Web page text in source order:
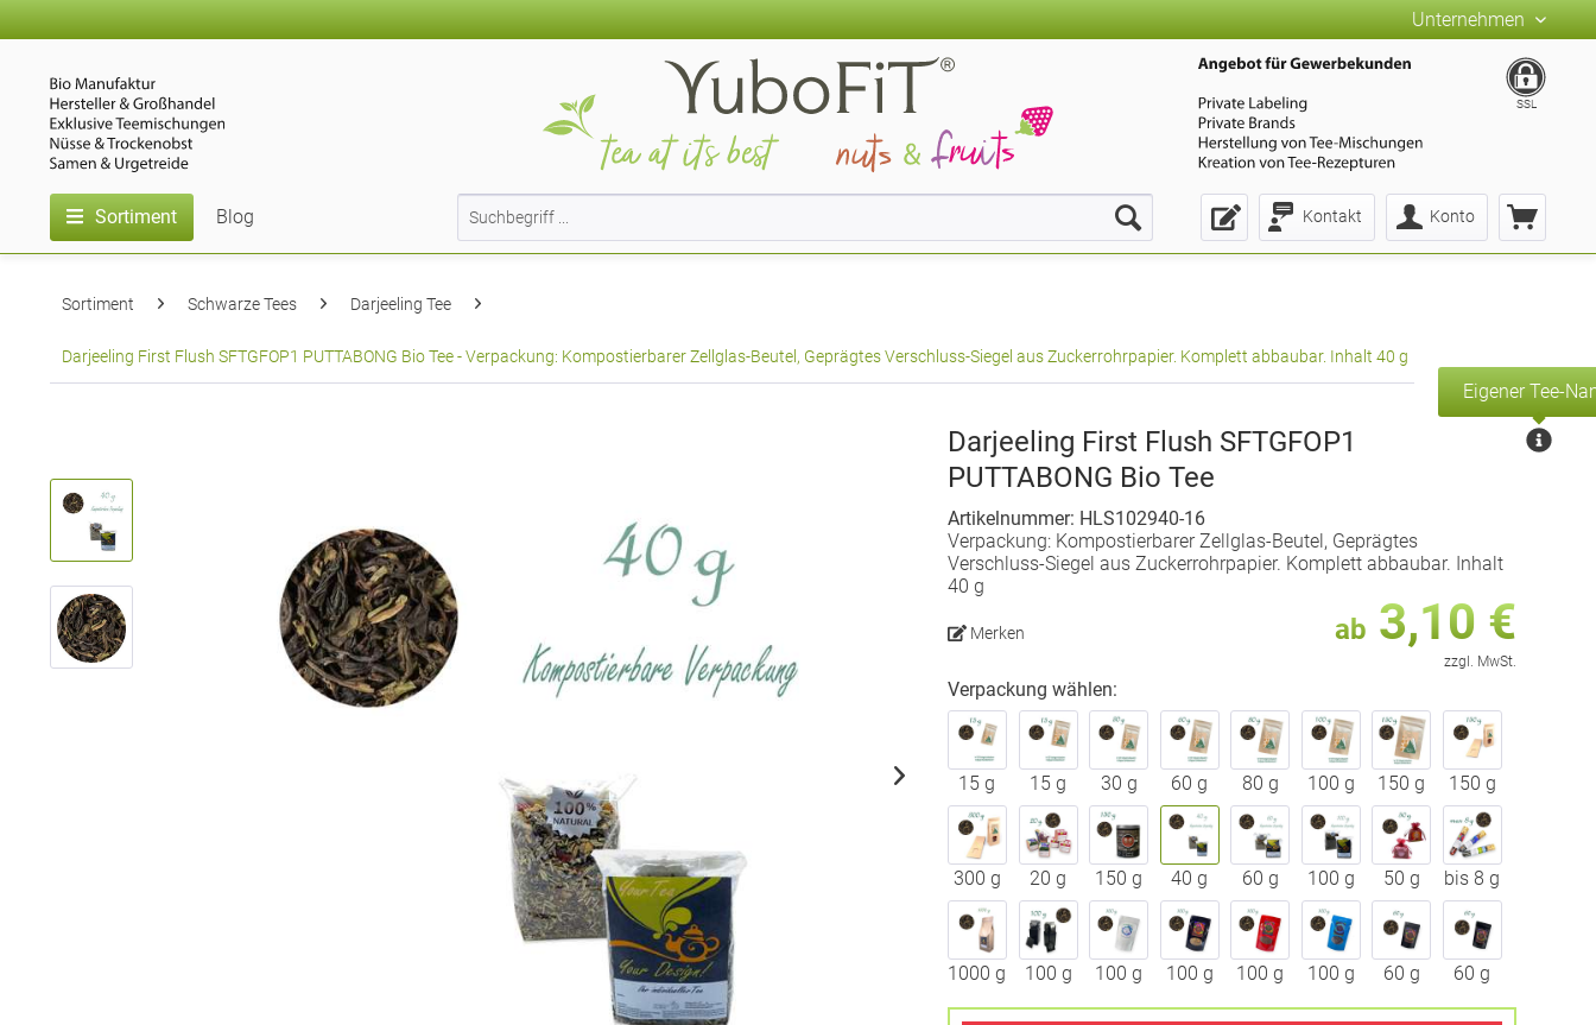
Unternehmen
Kontakt Konto
SSL
Sortiment Blog
Sortiment Schwarze Tees Darjeeling Tee
Darjeeling First Flush SFTGFOP1 PUTTABONG Bio Tee - Verpackung: Kompostierbarer Zellglas-Beutel, Geprägtes Verschluss-Siegel aus Zuckerrohrpapier. Komplett abbaubar. Inhalt 40 g
Darjeeling First Flush SFTGFOP1
PUTTABONG Bio Tee
Eigener Tee-
Artikelnummer: HLS102940-16
Verpackung: Kompostierbarer Zellglas-Beutel, Geprägtes
Verschluss-Siegel aus Zuckerrohrpapier. Komplett abbaubar. Inhalt
40 g
ab 3,10 €
zzgl. MwSt.
Merken
Verpackung wählen:
15 g 15 g 30 g 60 g 80 g 100 g 150 g 150 g
300 g 20 g 150 g 40 g 60 g 100 g 50 g bis 8 g
1000 g 100 g 100 g 100 g 100 g 100 g 60 g 60 g